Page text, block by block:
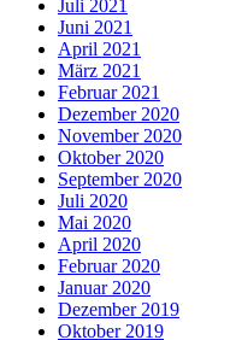
Juli 2021
Juni 2021
April 2021
März 2021
Februar 2021
Dezember 2020
November 2020
Oktober 2020
September 2020
Juli 2020
Mai 2020
April 2020
Februar 2020
Januar 2020
Dezember 2019
Oktober 2019